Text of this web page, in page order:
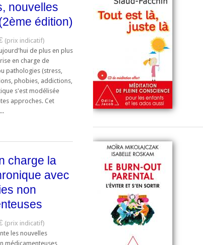
nouvelles
édition)
de plus en plus
en charge de
pathologies (stress,
phobies, addictions,
s'est modélisée
approches. Cet
charge la
avec
non
les nouvelles
médicamenteuses